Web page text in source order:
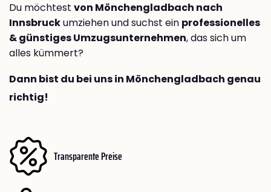
Du möchtest von Mönchengladbach nach
Innsbruckumziehen und suchst ein professionelles
& günstiges Umzugsunternehmen, das sich um
alles kümmert?
Dann bist du bei uns in Mönchengladbach genau
richtig!
Transparente Preise